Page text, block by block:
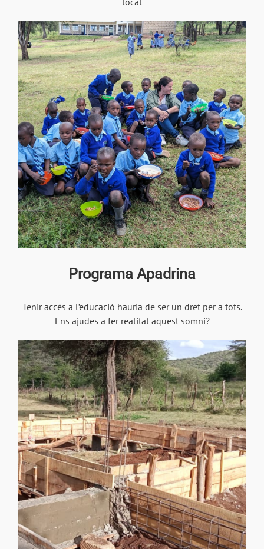
Programa Apadrina
Tenir accés a l’educació hauria de ser un dret per a tots.
Ens ajudes a fer realitat aquest somni?